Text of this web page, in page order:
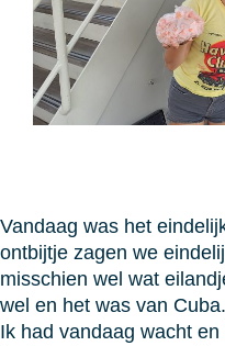
Vandaag was het
ontbijtje zagen we
misschien wel wat
wel en het was van Cuba.
Ik had vandaag wacht